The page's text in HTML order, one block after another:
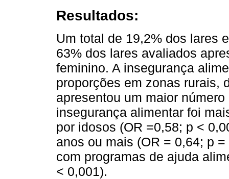
Resultados:
Um total de 19,2% dos lares
63% dos lares avaliados
feminino. A insegurança
proporções em zonas rurais,
apresentou um maior
insegurança alimentar foi
por idosos (OR =0,58; p <
anos ou mais (OR = 0,64; p
com programas de ajuda
< 0,001).